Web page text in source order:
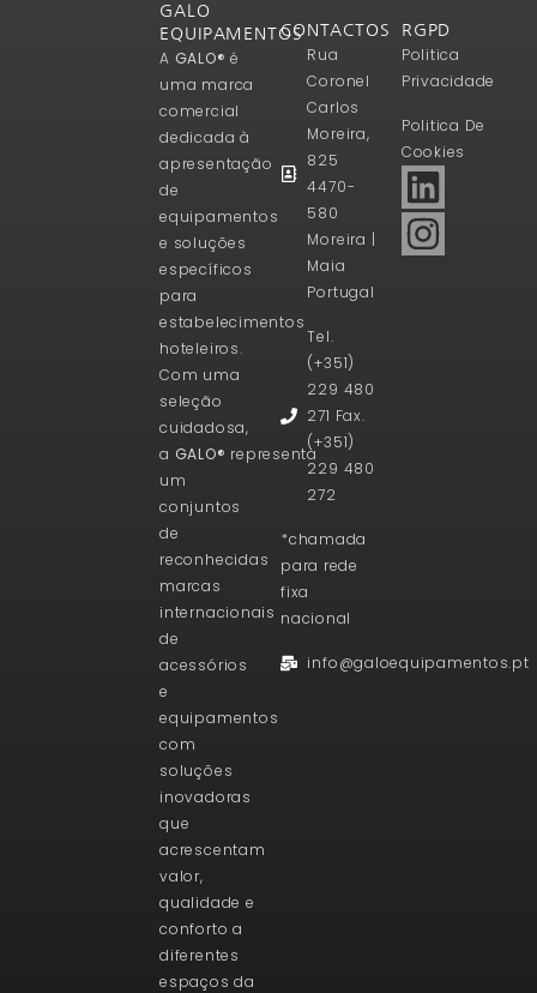
GALO
EQUIPAMENTOS
A GALO® é
uma marca
comercial
dedicada à
apresentação
de
equipamentos
e soluções
específicos
para
estabelecimentos
hoteleiros.
Com uma
seleção
cuidadosa,
a GALO® representa
um
conjuntos
de
reconhecidas
marcas
internacionais
de
acessórios
e
equipamentos
com
soluções
inovadoras
que
acrescentam
valor,
qualidade e
conforto a
diferentes
espaços da
CONTACTOS
Rua
Coronel
Carlos
Moreira,
825
4470-
580
Moreira |
Maia
Portugal
Tel.
(+351)
229 480
271 Fax.
(+351)
229 480
272
*chamada
para rede
fixa
nacional
info@galoequipamentos.pt
RGPD
Politica
Privacidade
Politica De
Cookies